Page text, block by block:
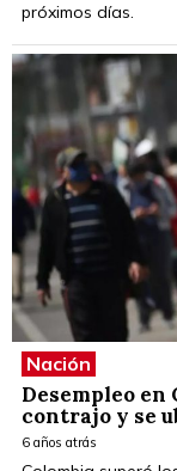
próximos días.
Nación
Desempleo en
contrajo y se
6 años atrás